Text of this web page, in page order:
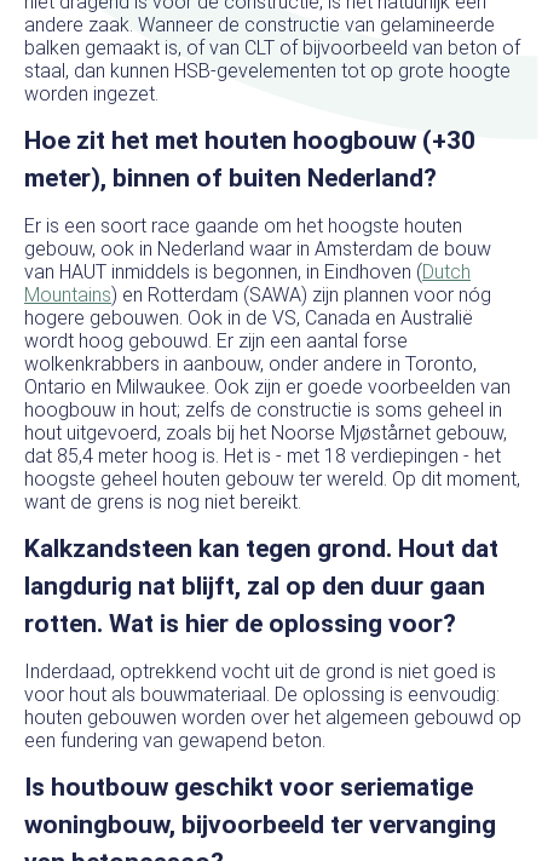
andere zaak. Wanneer de constructie van gelamineerde
balken gemaakt is, of van CLT of bijvoorbeeld van beton of
staal, dan kunnen HSB-gevelementen tot op grote hoogte
worden ingezet.
Hoe zit het met houten hoogbouw (+30
meter), binnen of buiten Nederland?
Er is een soort race gaande om het hoogste houten
gebouw, ook in Nederland waar in Amsterdam de bouw
van HAUT inmiddels is begonnen, in Eindhoven (Dutch
Mountains) en Rotterdam (SAWA) zijn plannen voor nóg
hogere gebouwen. Ook in de VS, Canada en Australië
wordt hoog gebouwd. Er zijn een aantal forse
wolkenkrabbers in aanbouw, onder andere in Toronto,
Ontario en Milwaukee. Ook zijn er goede voorbeelden van
hoogbouw in hout; zelfs de constructie is soms geheel in
hout uitgevoerd, zoals bij het Noorse Mjøstårnet gebouw,
dat 85,4 meter hoog is. Het is - met 18 verdiepingen - het
hoogste geheel houten gebouw ter wereld. Op dit moment,
want de grens is nog niet bereikt.
Kalkzandsteen kan tegen grond. Hout dat
langdurig nat blijft, zal op den duur gaan
rotten. Wat is hier de oplossing voor?
Inderdaad, optrekkend vocht uit de grond is niet goed is
voor hout als bouwmateriaal. De oplossing is eenvoudig:
houten gebouwen worden over het algemeen gebouwd op
een fundering van gewapend beton.
Is houtbouw geschikt voor seriematige
woningbouw, bijvoorbeeld ter vervanging